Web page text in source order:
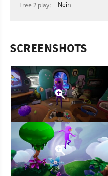
Free 2 play:
Nein
SCREENSHOTS